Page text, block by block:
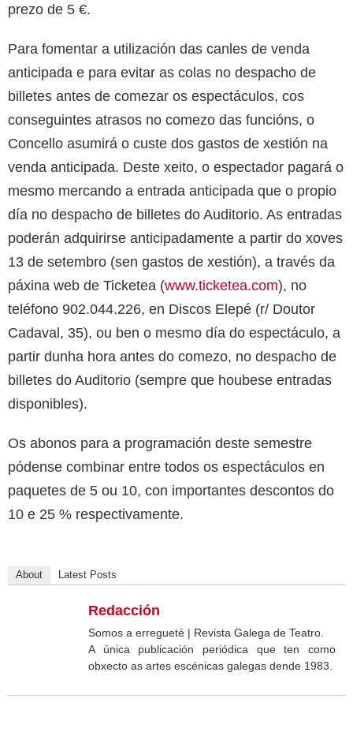
prezo de 5 €.
Para fomentar a utilización das canles de venda
anticipada e para evitar as colas no despacho de
billetes antes de comezar os espectáculos, cos
conseguintes atrasos no comezo das funcións, o
Concello asumirá o custe dos gastos de xestión na
venda anticipada. Deste xeito, o espectador pagará o
mesmo mercando a entrada anticipada que o propio
día no despacho de billetes do Auditorio. As entradas
poderán adquirirse anticipadamente a partir do xoves
13 de setembro (sen gastos de xestión), a través da
páxina web de Ticketea (www.ticketea.com), no
teléfono 902.044.226, en Discos Elepé (r/ Doutor
Cadaval, 35), ou ben o mesmo día do espectáculo, a
partir dunha hora antes do comezo, no despacho de
billetes do Auditorio (sempre que houbese entradas
disponibles).
Os abonos para a programación deste semestre
pódense combinar entre todos os espectáculos en
paquetes de 5 ou 10, con importantes descontos do
10 e 25 % respectivamente.
About Latest Posts
Redacción
Somos a erregueté | Revista Galega de Teatro.
A única publicación periódica que ten como
obxecto as artes escénicas galegas dende 1983.